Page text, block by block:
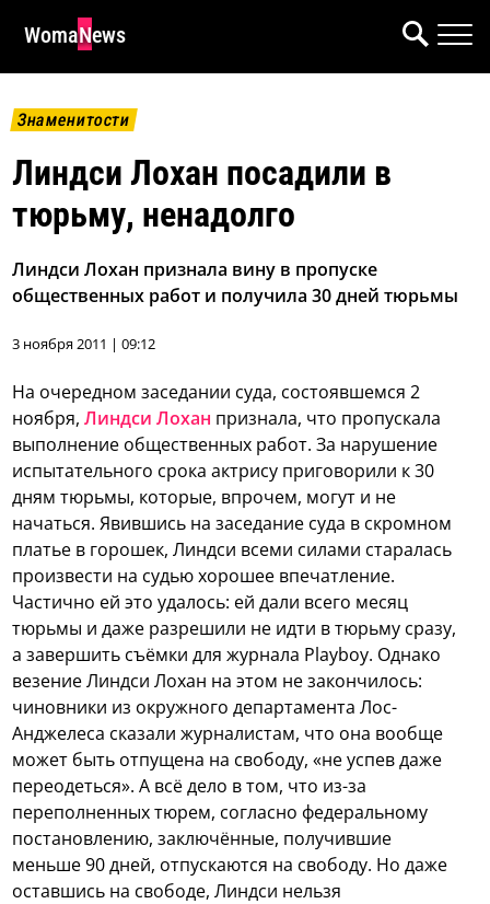
WomaNews
Знаменитости
Линдси Лохан посадили в
тюрьму, ненадолго
Линдси Лохан признала вину в пропуске
общественных работ и получила 30 дней тюрьмы
3 ноября 2011 | 09:12
На очередном заседании суда, состоявшемся 2
ноября,Линдси Лохан признала, что пропускала
выполнение общественных работ. За нарушение
испытательного срока актрису приговорили к 30
дням тюрьмы, которые, впрочем, могут и не
начаться. Явившись на заседание суда в скромном
платье в горошек, Линдси всеми силами старалась
произвести на судью хорошее впечатление.
Частично ей это удалось: ей дали всего месяц
тюрьмы и даже разрешили не идти в тюрьму сразу,
а завершить съёмки для журнала Playboy. Однако
везение Линдси Лохан на этом не закончилось:
чиновники из окружного департамента Лос-
Анджелеса сказали журналистам, что она вообще
может быть отпущена на свободу, «не успев даже
переодеться». А всё дело в том, что из-за
переполненных тюрем, согласно федеральному
постановлению, заключённые, получившие
меньше 90 дней, отпускаются на свободу. Но даже
оставшись на свободе, Линдси нельзя